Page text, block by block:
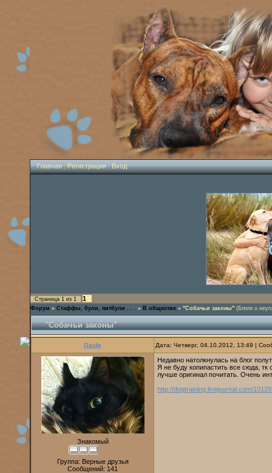
Главная|Регистрация|Вход
Страница 1 из 1 1
Форум » Стаффы, були, питбули . . . » В обществе » "Собачьи законы" (Блоги о
"Собачьи законы"
Gaide Дата: Четверг, 04.10.2012, 13:49 |
Знакомый
Группа: Верные друзья
Сообщений: 141
Недавно натолкнулась на блог
Я не буду копипастить все сюда,
лучше оригинал почитать. Очень
http://dogtraining.livejournal.com/